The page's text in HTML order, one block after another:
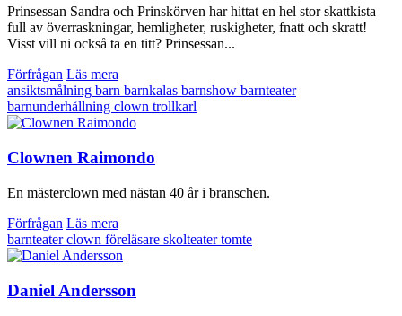
Prinsessan Sandra och Prinskörven har hittat en hel stor skattkista
full av överraskningar, hemligheter, ruskigheter, fnatt och skratt!
Visst vill ni också ta en titt? Prinsessan...
Förfrågan Läs mera
ansiktsmålning barn barnkalas barnshow barnteater
barnunderhållning clown trollkarl
Clownen Raimondo
En mästerclown med nästan 40 år i branschen.
Förfrågan Läs mera
barnteaterclown föreläsare skolteatertomte
Daniel Andersson